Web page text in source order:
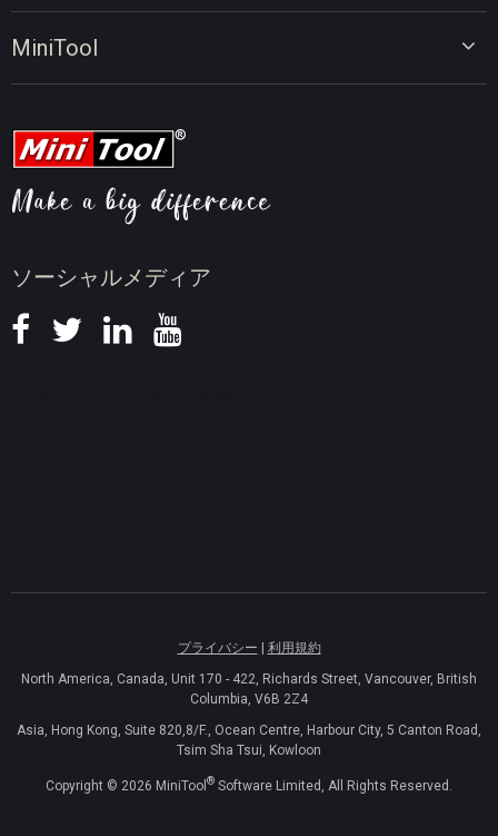
ソーシャルメディア
動画圧縮のヒント
ニュース
MiniTool
プライバシー
利用規約
North America, Canada, Unit 170 - 422, Richards Street, Vancouver, British
Columbia, V6B 2Z4
Asia, Hong Kong, Suite 820,8/F., Ocean Centre, Harbour City, 5 Canton Road,
Tsim Sha Tsui, Kowloon
Copyright © 2026 MiniTool ® Software Limited, All Rights Reserved.